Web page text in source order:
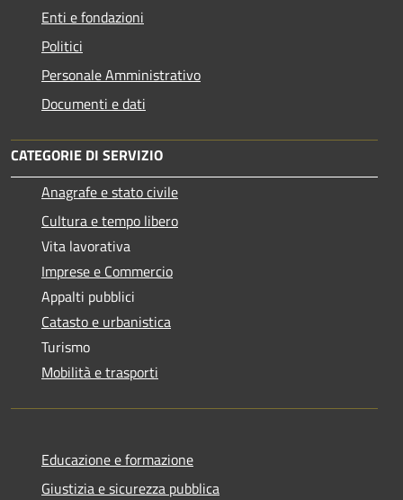
Enti e fondazioni
Politici
Personale Amministrativo
Documenti e dati
CATEGORIE DI SERVIZIO
Anagrafe e stato civile
Cultura e tempo libero
Vita lavorativa
Imprese e Commercio
Appalti pubblici
Catasto e urbanistica
Turismo
Mobilità e trasporti
Educazione e formazione
Giustizia e sicurezza pubblica